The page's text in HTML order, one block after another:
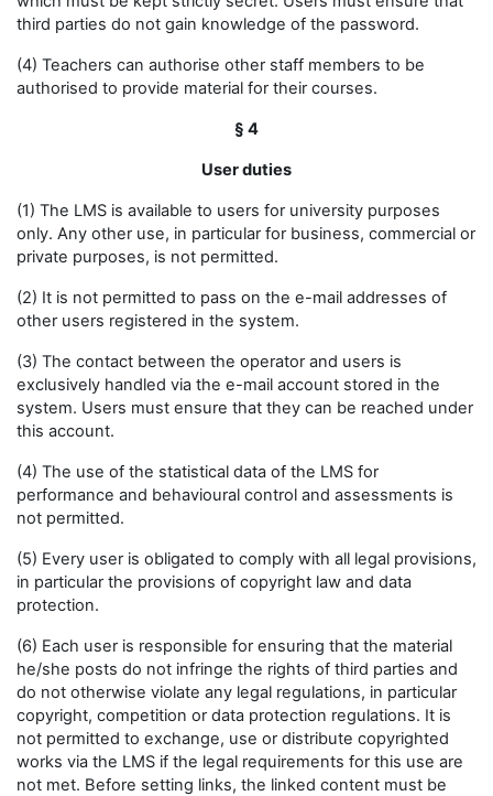
third parties do not gain knowledge of the password.
(4) Teachers can authorise other staff members to be
authorised to provide material for their courses.
§ 4
User duties
(1) The LMS is available to users for university purposes
only. Any other use, in particular for business, commercial or
private purposes, is not permitted.
(2) It is not permitted to pass on the e-mail addresses of
other users registered in the system.
(3) The contact between the operator and users is
exclusively handled via the e-mail account stored in the
system. Users must ensure that they can be reached under
this account.
(4) The use of the statistical data of the LMS for
performance and behavioural control and assessments is
not permitted.
(5) Every user is obligated to comply with all legal provisions,
in particular the provisions of copyright law and data
protection.
(6) Each user is responsible for ensuring that the material
he/she posts do not infringe the rights of third parties and
do not otherwise violate any legal regulations, in particular
copyright, competition or data protection regulations. It is
not permitted to exchange, use or distribute copyrighted
works via the LMS if the legal requirements for this use are
not met. Before setting links, the linked content must be